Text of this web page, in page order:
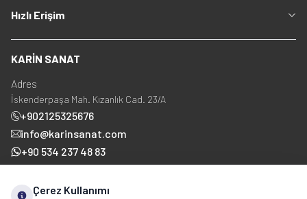
Hızlı Erişim
KARİN SANAT
Adres
İskenderpaşa Mah. Kızanlık Cad. 23/A
+902125325676
info@karinsanat.com
+90 534 237 48 83
Çerez Kullanımı